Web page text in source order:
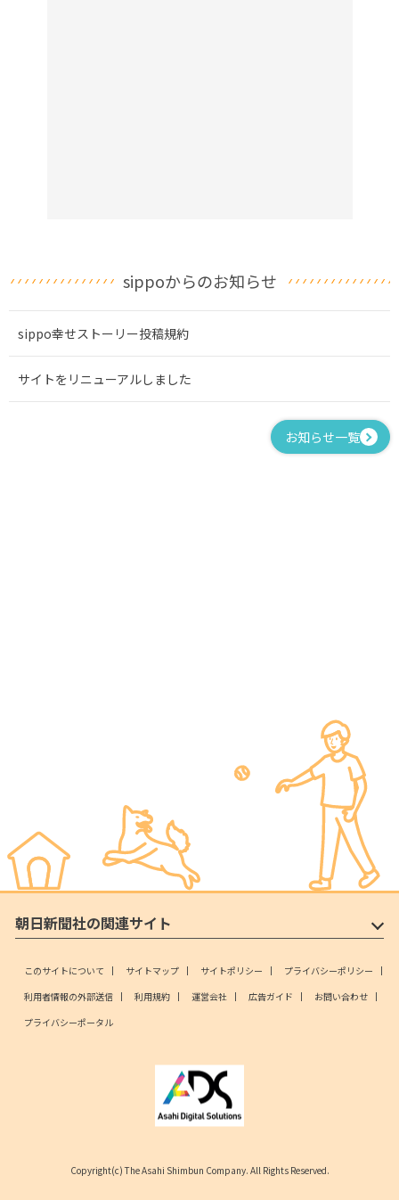
sippoからのお知らせ
sippo幸せストーリー投稿規約
サイトをリニューアルしました
お知らせ一覧
朝日新聞社の関連サイト
このサイトについて サイトマップ サイトポリシー
プライバシーポリシー
利用者情報の外部送信
利用規約 運営会社 広告ガイド
お問い合わせ
プライバシーポータル
Copyright(c) The Asahi Shimbun Company. All Rights Reserved.